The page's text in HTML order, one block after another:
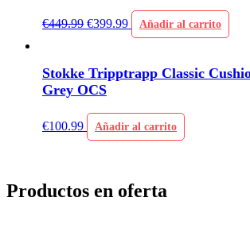
€449.99 €399.99 Añadir al carrito
Stokke Tripptrapp Classic
Grey OCS
€100.99 Añadir al carrito
Productos en oferta